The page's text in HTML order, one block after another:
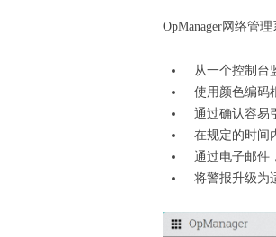
OpManager网络管
从一个控制台
使用颜色编码
通过确认容易
在规定的时间
通过电子邮件
将警报升级为